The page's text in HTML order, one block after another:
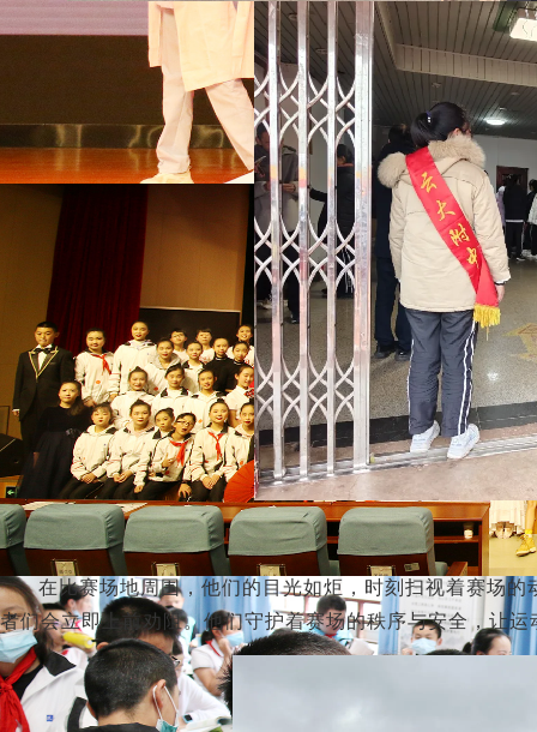
在比赛场地周围，他们的目光如炬，时刻扫视着赛场
者们会立即上前劝阻。他们守护着赛场的秩序与安全，让